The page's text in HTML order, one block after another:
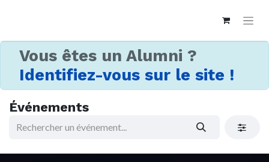
Vous êtes un Alumni ?
Identifiez-vous sur le site !
Événements